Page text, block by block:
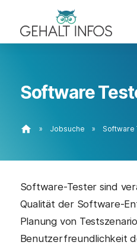
Software
home » Jobsuche » Software
Software-Tester sind
Qualität der Software-
Planung von
Benutzerfreundlichkeit